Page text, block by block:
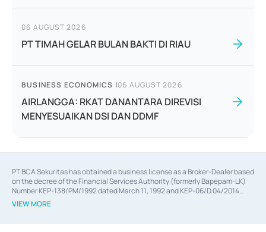
06 AUGUST 2026
PT TIMAH GELAR BULAN BAKTI DI RIAU
BUSINESS ECONOMICS |06 AUGUST 2026
AIRLANGGA: RKAT DANANTARA DIREVISI
MENYESUAIKAN DSI DAN DDMF
PT BCA Sekuritas has obtained a business license as a Broker-Dealer based
on the decree of the Financial Services Authority (formerly Bapepam-LK)
Number KEP-138/PM/1992 dated March 11, 1992 and KEP-06/D.04/2014
dated February 28, 2014, a business license as an Underwriter based on the
decree of the Financial Services Authority Number KEP-12/PM/PEE/1997
VIEW MORE